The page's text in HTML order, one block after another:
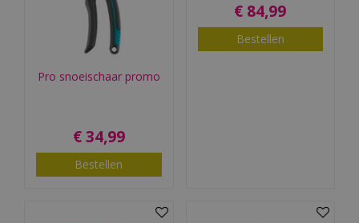
Pro snoeischaar promo
€ 34,99
Bestellen
€ 84,99
Bestellen